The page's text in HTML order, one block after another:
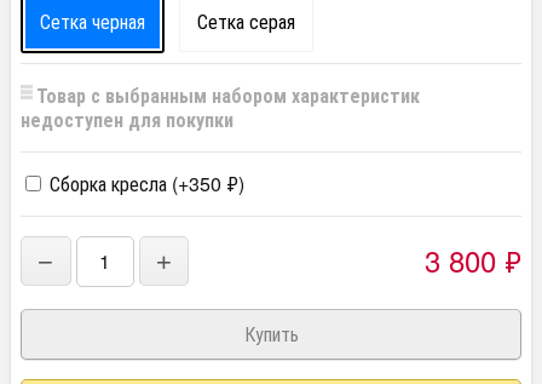
Сетка черная Сетка серая
Товар с выбранным набором характеристик
недоступен для покупки
Сборка кресла (+350 ₽)
− + 3 800 ₽